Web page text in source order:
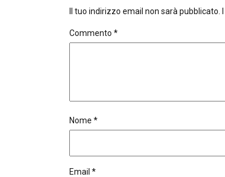
Il tuo indirizzo email non sarà pubblicato.
Commento *
Nome *
Email *